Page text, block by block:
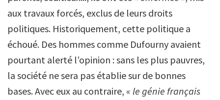
aux travaux forcés, exclus de leurs droits
politiques. Historiquement, cette politique a
échoué. Des hommes comme Dufourny avaient
pourtant alerté l’opinion : sans les plus pauvres,
la société ne sera pas établie sur de bonnes
bases. Avec eux au contraire, « le génie français